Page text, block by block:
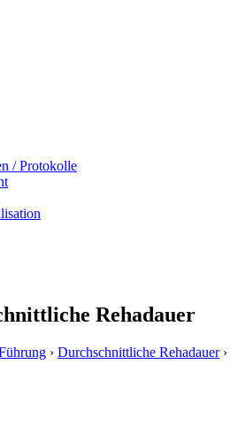
/ Protokolle
Rehadauer
› Durchschnittliche Rehadauer ›